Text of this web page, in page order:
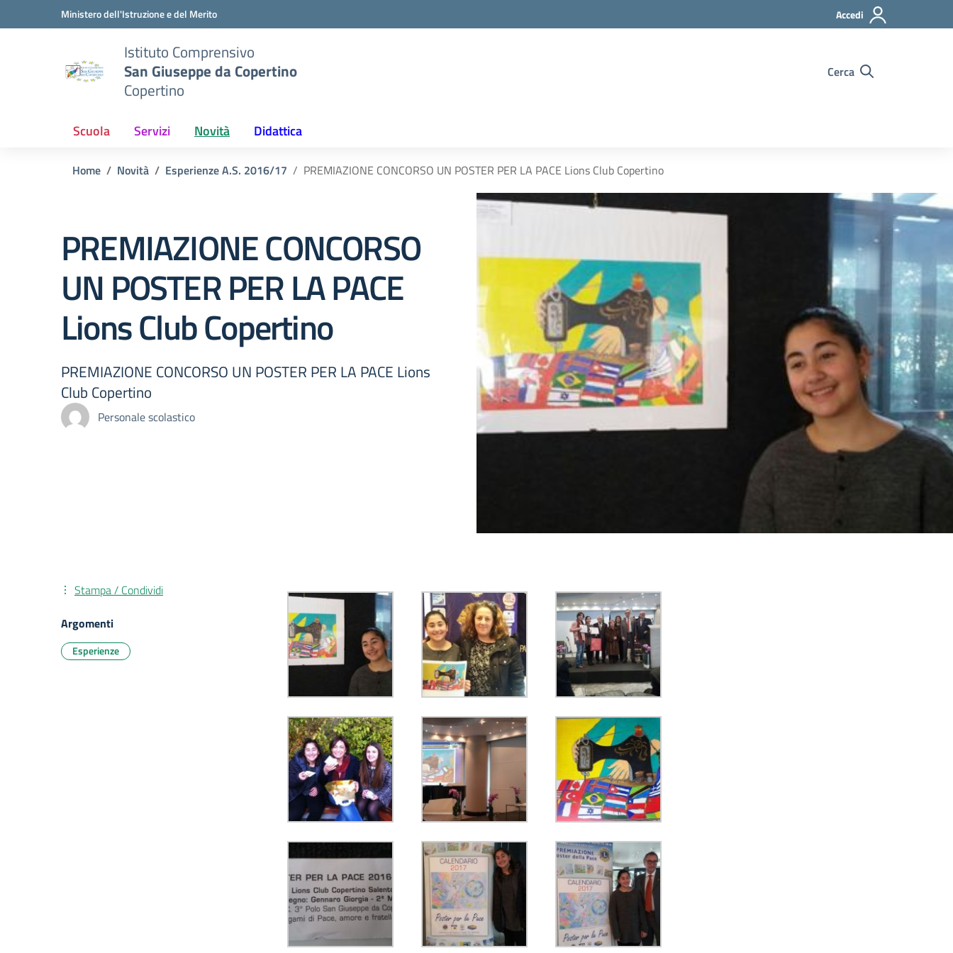
Vai ai contenuti
Vai al menu di navigazioneMinistero dell'Istruzione e del Merito Accedi
Istituto Comprensivo
San Giuseppe da Copertino
Copertino
Cerca
Scuola Servizi Novità Didattica
Home Novità Esperienze A.S. 2016/17 PREMIAZIONE CONCORSO UN POSTER PER LA PACE Lions Club Copertino
PREMIAZIONE CONCORSO
UN POSTER PER LA PACE
Lions Club Copertino
PREMIAZIONE CONCORSO UN POSTER PER LA PACE Lions
Club Copertino
Personale scolastico
Stampa / Condividi
Argomenti
Esperienze